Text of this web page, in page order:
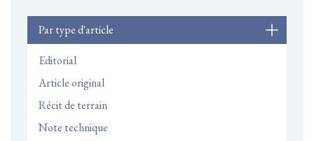
Par type d'article
Editorial
Article original
Récit de terrain
Note technique